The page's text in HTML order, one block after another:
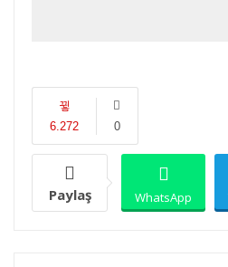
0
6.272
Paylaş WhatsApp